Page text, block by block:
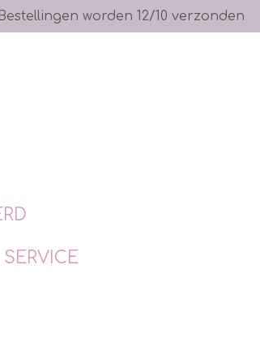
Bestellingen worden 12/10 verzonden
SERVICE